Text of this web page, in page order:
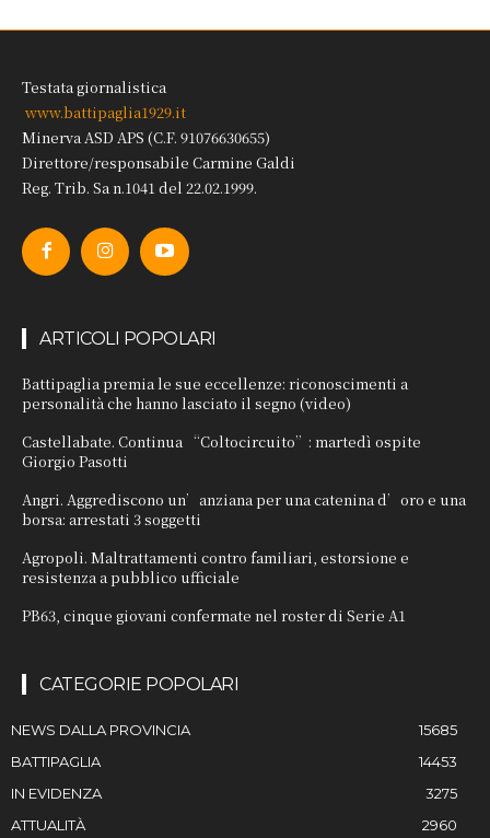
Testata giornalistica
www.battipaglia1929.it
Minerva ASD APS (C.F. 91076630655)
Direttore/responsabile Carmine Galdi
Reg. Trib. Sa n.1041 del 22.02.1999.
ARTICOLI POPOLARI
Battipaglia premia le sue eccellenze: riconoscimenti a
personalità che hanno lasciato il segno (video)
Castellabate. Continua “Coltocircuito”: martedì ospite
Giorgio Pasotti
Angri. Aggrediscono un’anziana per una catenina d’oro e una
borsa: arrestati 3 soggetti
Agropoli. Maltrattamenti contro familiari, estorsione e
resistenza a pubblico ufficiale
PB63, cinque giovani confermate nel roster di Serie A1
CATEGORIE POPOLARI
NEWS DALLA PROVINCIA
15685
BATTIPAGLIA
14453
IN EVIDENZA
3275
ATTUALITÀ
2960